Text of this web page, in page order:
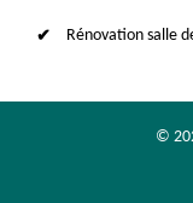
Rénovation salle
©